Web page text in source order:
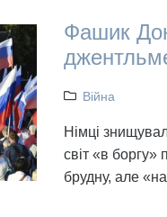
Фашик
Війна
Німці
світ «в
брудну, але